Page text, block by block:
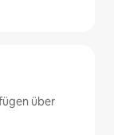
über